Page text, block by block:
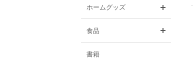
ホームグッズ
食品
書籍